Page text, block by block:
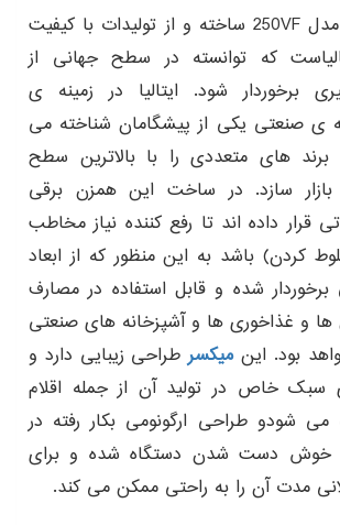
همزن برقی فاما مدل 250VF ساخته و از تولیدات با کیفیت
که توانسته در سطح جهانی از
برخوردار شود. ایتالیا در زمینه ی
ی صنعتی یکی از پیشگامان شناخته می
های متعددی را با بالاترین سطح
سازد. در ساخت این همزن برقی
قرار داده اند تا رفع کننده نیاز مخاطب
کردن) باشد به این منظور که از ابعاد
شده و قابل استفاده در مصارف
ها و غذاخوری ها و آشپزخانه های صنعتی
بود. اینمیکسرطراحی زیبایی دارد و
سبک خاص در تولید آن از جمله اقلام
می شودو طراحی ارگونومی بکار رفته در
دست شدن دستگاه شده و برای
مدت آن را به راحتی ممکن می کند.